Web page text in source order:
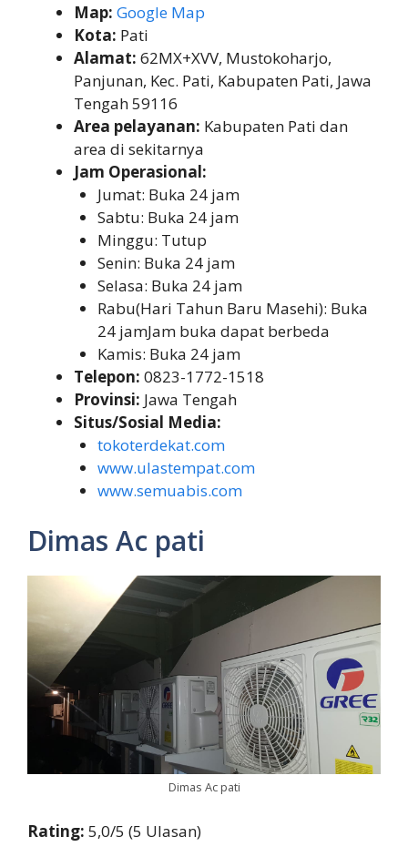
Map: Google Map
Kota: Pati
Alamat: 62MX+XVV, Mustokoharjo,
Panjunan, Kec. Pati, Kabupaten Pati, Jawa
Tengah 59116
Area pelayanan: Kabupaten Pati dan
area di sekitarnya
Jam Operasional:
Jumat: Buka 24 jam
Sabtu: Buka 24 jam
Minggu: Tutup
Senin: Buka 24 jam
Selasa: Buka 24 jam
Rabu(Hari Tahun Baru Masehi): Buka
24 jamJam buka dapat berbeda
Kamis: Buka 24 jam
Telepon: 0823-1772-1518
Provinsi: Jawa Tengah
Situs/Sosial Media:
tokoterdekat.com
www.ulastempat.com
www.semuabis.com
Dimas Ac pati
Dimas Ac pati
Rating: 5,0/5 (5 Ulasan)